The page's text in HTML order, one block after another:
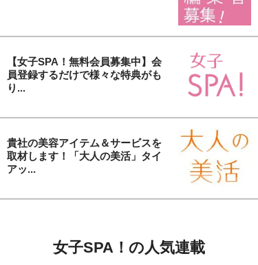
【女子SPA！無料会員募集中】会
員登録するだけで様々な特典がも
り...
貴社の美容アイテム＆サービスを
取材します！「大人の美活」タイ
アッ...
女子SPA！の人気連載